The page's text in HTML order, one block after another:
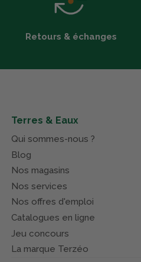
Retours & échanges
Terres & Eaux
Qui sommes-nous ?
Blog
Nos magasins
Nos services
Nos offres d'emploi
Catalogues en ligne
Jeu concours
La marque Terzéo